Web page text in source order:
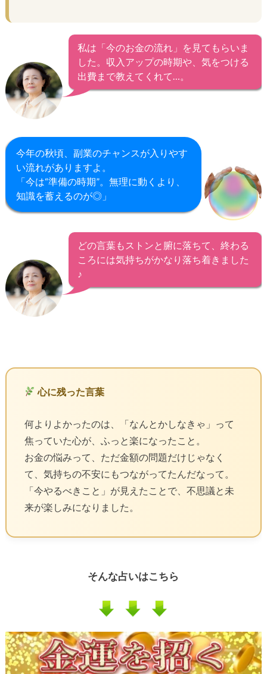
私は「今のお金の流れ」を見てもらいま
した。収入アップの時期や、気をつける
出費まで教えてくれて…。
今年の秋頃、副業のチャンスが入りやす
い流れがありますよ。
「今は“準備の時期”。無理に動くより、
知識を蓄えるのが◎」
どの言葉もストンと腑に落ちて、終わる
ころには気持ちがかなり落ち着きました
♪
心に残った言葉
何よりよかったのは、「なんとかしなきゃ」って
焦っていた心が、ふっと楽になったこと。
お金の悩みって、ただ金額の問題だけじゃなく
て、気持ちの不安にもつながってたんだなって。
「今やるべきこと」が見えたことで、不思議と未
来が楽しみになりました。
そんな占いはこちら